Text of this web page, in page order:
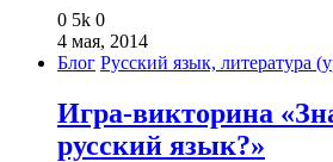
0 5k 0
4 мая, 2014
Блог Русский язык, литература
Игра-викторина
русский язык?»